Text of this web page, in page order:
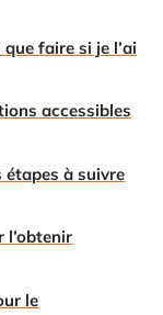
faire si je l’ai
accessibles
étapes à suivre
l’obtenir
le